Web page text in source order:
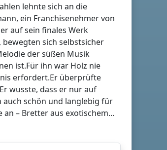
lehnte sich an die
ein Franchisenehmer von
auf sein finales Werk
bewegten sich selbstsicher
der süßen Musik
ist.Für ihn war Holz nie
erfordert.Er überprüfte
wusste, dass er nur auf
auch schön und langlebig für
– Bretter aus exotischem...